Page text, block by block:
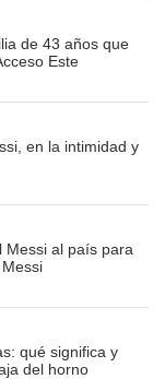
de 43 años que
Este
en la intimidad y
Messi al país para
qué significa y
del horno